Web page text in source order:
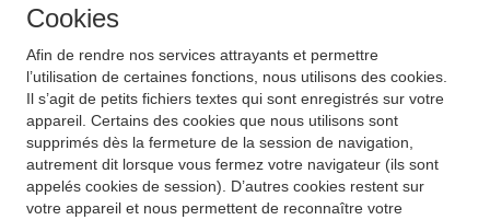
Cookies
Afin de rendre nos services attrayants et permettre
l’utilisation de certaines fonctions, nous utilisons des cookies.
Il s’agit de petits fichiers textes qui sont enregistrés sur votre
appareil. Certains des cookies que nous utilisons sont
supprimés dès la fermeture de la session de navigation,
autrement dit lorsque vous fermez votre navigateur (ils sont
appelés cookies de session). D’autres cookies restent sur
votre appareil et nous permettent de reconnaître votre